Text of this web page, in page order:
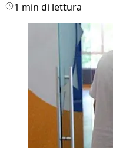
1 min di lettura